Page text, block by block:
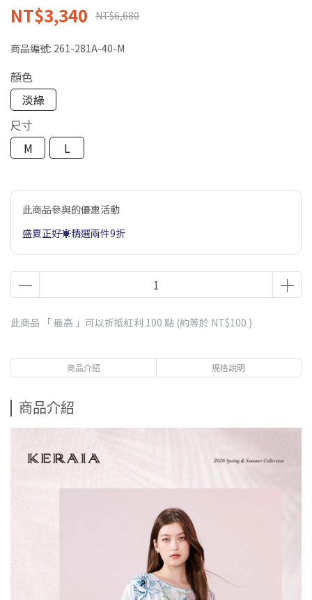
NT$3,340 NT$6,680
商品編號: 261-281A-40-M
顏色
淡綠
尺寸
M
L
此商品參與的優惠活動
盛夏正好☀️精選兩件9折
此商品 「 最高 」可以折抵紅利 100 點 (約等於 NT$100 )
商品介紹 規格說明
商品介紹